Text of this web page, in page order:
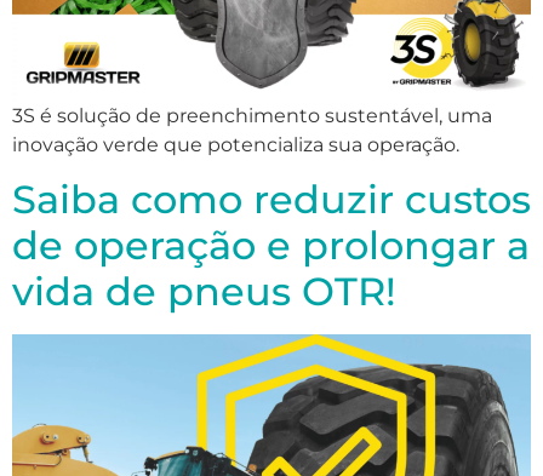
3S é solução de preenchimento sustentável, uma
inovação verde que potencializa sua operação.
Saiba como reduzir custos
de operação e prolongar a
vida de pneus OTR!